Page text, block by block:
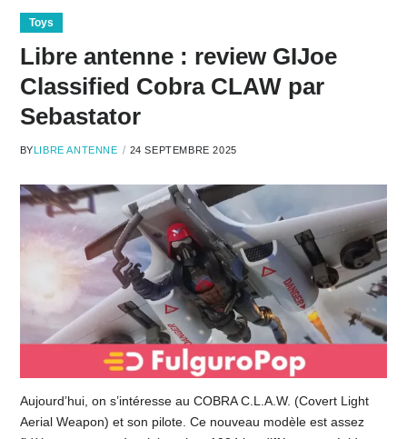
Toys
Libre antenne : review GIJoe
Classified Cobra CLAW par
Sebastator
BYLIBRE ANTENNE 24 SEPTEMBRE 2025
Aujourd’hui, on s’intéresse au COBRA C.L.A.W. (Covert Light
Aerial Weapon) et son pilote. Ce nouveau modèle est assez